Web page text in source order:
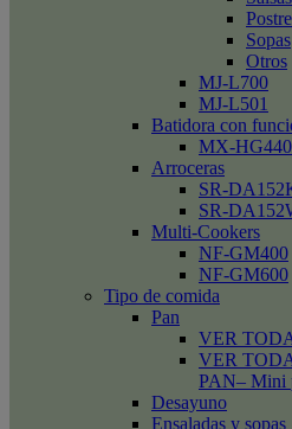
Sopas
Otros
MJ-L700
MJ-L501
Batidora con
MX-
Arroceras
SR-
SR-
Multi-Cookers
NF-GM400
NF-GM600
Tipo de comida
Pan
VER
VER
PAN– Mini
Desayuno
Ensaladas y sopas